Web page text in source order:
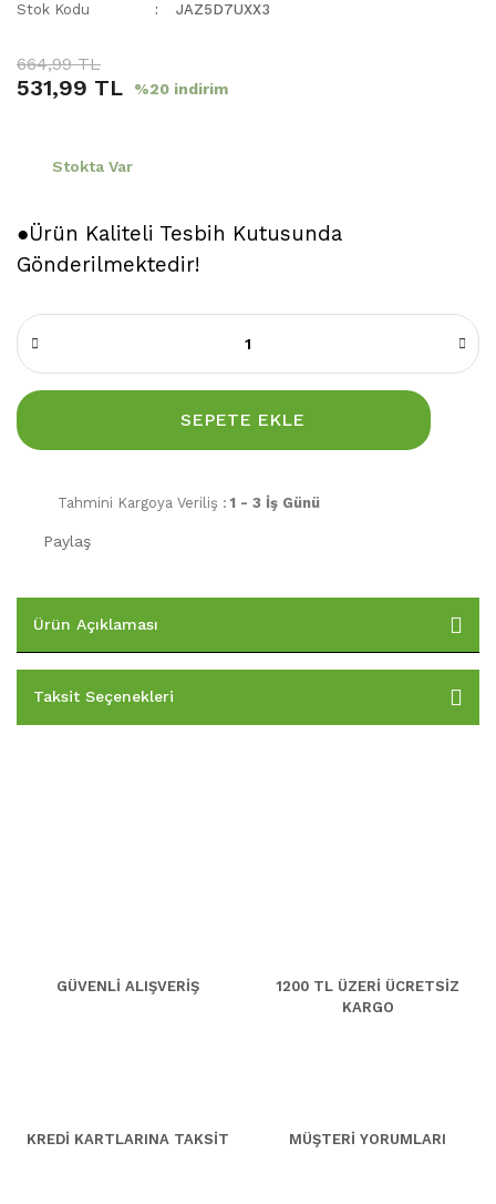
Stok Kodu JAZ5D7UXX3
664,99 TL
531,99 TL %20 indirim
Stokta Var
●Ürün Kaliteli Tesbih Kutusunda
Gönderilmektedir!
SEPETE EKLE
Tahmini Kargoya Veriliş : 1 - 3 İş Günü
Paylaş
Ürün Açıklaması
Taksit Seçenekleri
GÜVENLİ ALIŞVERİŞ
1200 TL ÜZERİ ÜCRETSİZ
KARGO
KREDİ KARTLARINA TAKSİT MÜŞTERİ YORUMLARI